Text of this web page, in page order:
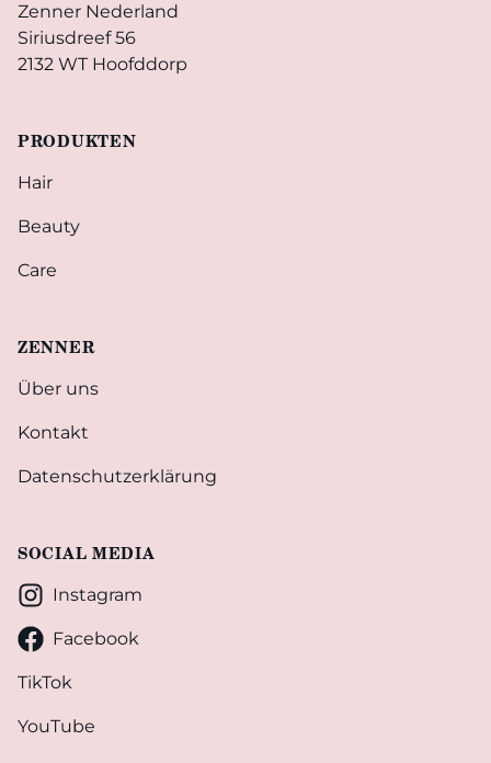
Zenner Nederland
Siriusdreef 56
2132 WT Hoofddorp
PRODUKTEN
Hair
Beauty
Care
ZENNER
Über uns
Kontakt
Datenschutzerklärung
SOCIAL MEDIA
Instagram
Facebook
TikTok
YouTube